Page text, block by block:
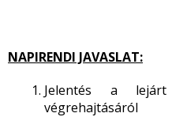
NAPIRENDI JAVASLAT:
Jelentés a lejárt
végrehajtásáról